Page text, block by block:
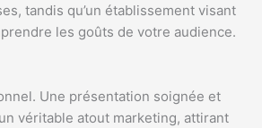
tandis qu’un établissement visant
les goûts de votre audience.
Une présentation soignée et
véritable atout marketing, attirant